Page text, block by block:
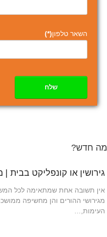
השאר טלפון(*)
שלח
מה חדש?
גירושין או קונפליקט בבית
אין תשובה אחת שמתאימה לכל
מגירושי ההורים והן מחשיפה
העימות,…